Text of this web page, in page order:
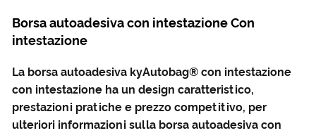
Borsa autoadesiva con intestazione Con
intestazione
La borsa autoadesiva kyAutobag® con intestazione
con intestazione ha un design caratteristico,
prestazioni pratiche e prezzo competitivo, per
ulteriori informazioni sulla borsa autoadesiva con